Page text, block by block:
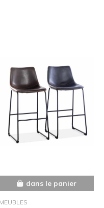
dans le panier
MEUBLES